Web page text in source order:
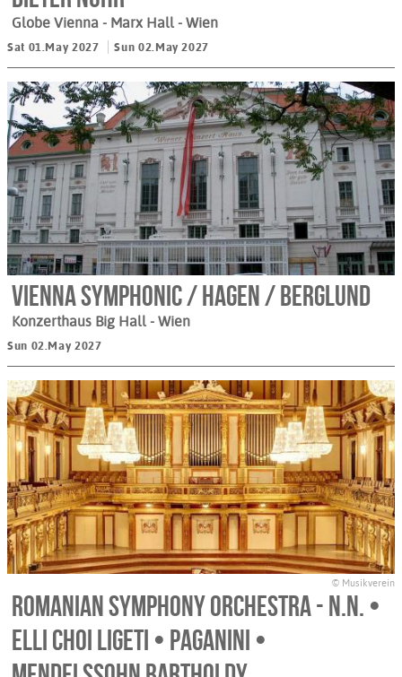
Globe Vienna - Marx Hall - Wien
Sat 01.May 2027 Sun 02.May 2027
Vienna Symphonic / Hagen / Berglund
Konzerthaus Big Hall - Wien
Sun 02.May 2027
© Musikverein
Romanian Symphony Orchestra - N.N. •
Elli Choi Ligeti • Paganini •